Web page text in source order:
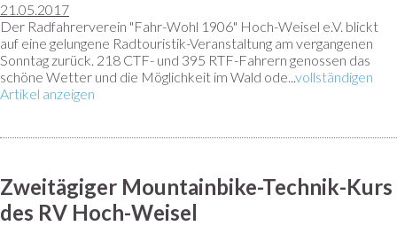
21.05.2017
Der Radfahrerverein "Fahr-Wohl 1906" Hoch-Weisel e.V. blickt
auf eine gelungene Radtouristik-Veranstaltung am vergangenen
Sonntag zurück. 218 CTF- und 395 RTF-Fahrern genossen das
schöne Wetter und die Möglichkeit im Wald ode...vollständigen
Artikel anzeigen
Zweitägiger Mountainbike-Technik-Kurs
des RV Hoch-Weisel